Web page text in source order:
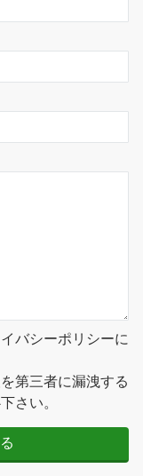
バシーポリシーに
第三者に漏洩する
さい。